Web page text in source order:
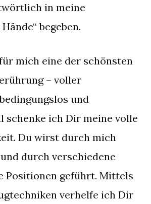
in meine
begeben.
mich eine der schönsten
– voller
und
schenke ich Dir meine volle
Du wirst durch mich
durch verschiedene
Positionen geführt. Mittels
verhelfe ich Dir